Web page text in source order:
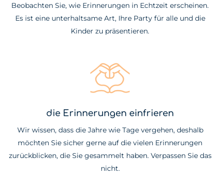
Beobachten Sie, wie Erinnerungen in Echtzeit erscheinen.
Es ist eine unterhaltsame Art, Ihre Party für alle und die
Kinder zu präsentieren.
die Erinnerungen einfrieren
Wir wissen, dass die Jahre wie Tage vergehen, deshalb
möchten Sie sicher gerne auf die vielen Erinnerungen
zurückblicken, die Sie gesammelt haben. Verpassen Sie das
nicht.